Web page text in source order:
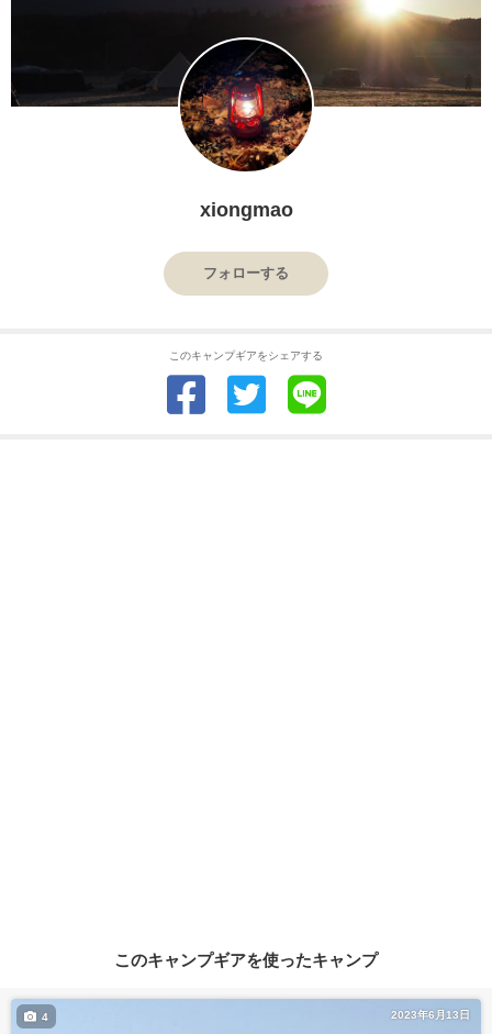
xiongmao
フォローする
このキャンプギアをシェアする
このキャンプギアを使ったキャンプ
2023年6月13日
4